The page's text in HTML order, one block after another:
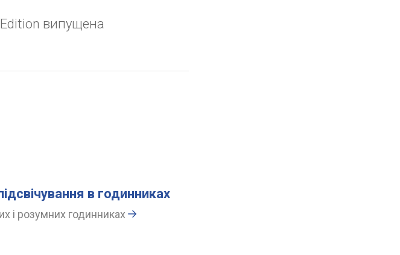
випущена
в годинниках
і розумних годинниках